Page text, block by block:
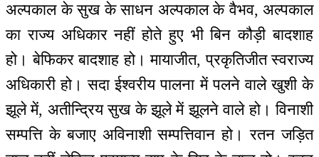
अल्पकाल के सुख के साधन अल्पकाल के वैभव, अल्पकाल
का राज्य अधिकार नहीं होते हुए भी बिन कौड़ी बादशाह
हो। बेफिकर बादशाह हो। मायाजीत, प्रकृतिजीत स्वराज्य
अधिकारी हो। सदा ईश्वरीय पालना में पलने वाले खुशी के
झूले में, अतीन्द्रिय सुख के झूले में झूलने वाले हो। विनाशी
सम्पत्ति के बजाए अविनाशी सम्पत्तिवान हो। रतन जड़ित